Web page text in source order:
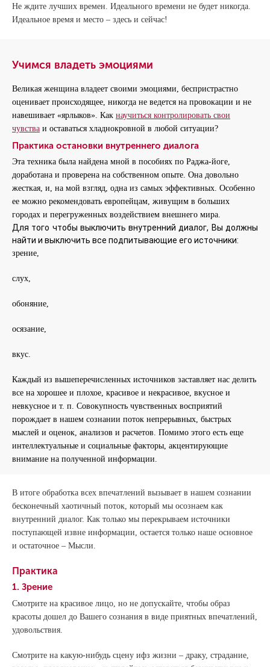
Не ждите лучших времен. Идеального времени не будет никогда.
Идеальное время и место – здесь и сейчас!
Учимся владеть эмоциями
Великая женщина владеет своими эмоциями, беспристрастно
оценивает происходящее, никогда не ведется на провокации и не
навешивает «ярлыков». Как научиться контролировать свои
чувства и оставаться хладнокровной в любой ситуации?
Практика остановки внутреннего диалога
Эта техника была найдена мной в пособиях по Раджа-йоге,
доработана и проверена на собственном опыте. Она довольно
жесткая, и, на мой взгляд, одна из самых эффективных. Особенно
ее можно рекомендовать европейцам, живущим в больших
городах и перегруженных воздействием внешнего мира.
Для того чтобы выключить внутренний диалог, Вы должны
найти и выключить все подпитывающие его источники:
зрение,
слух,
обоняние,
осязание,
вкус.
Каждый из вышеперечисленных источников заставляет нас делить
все на хорошее и плохое, красивое и некрасивое, вкусное и
невкусное и т. п. Совокупность чувственных восприятий
порождает в нашем сознании поток непрерывных, быстрых
мыслей и оценок, анализов и расчетов. Помимо этого есть еще
интеллектуальные и социальные факторы, акцентирующие
внимание на полученной информации.
В итоге обработка всех впечатлений вызывает в нашем сознании
бесконечный хаотичный поток, который мы осознаем как
внутренний диалог. Как только мы перекрываем источники
поступающей извне информации, остается только наше основное
и остаточное – Мысли.
Практика
1. Зрение
Смотрите на красивое лицо, но не допускайте, чтобы образ
красоты дошел до Вашего сознания в виде приятных впечатлений,
удовольствия.
Смотрите на какую-нибудь сцену ифз жизни – драку, страдание,